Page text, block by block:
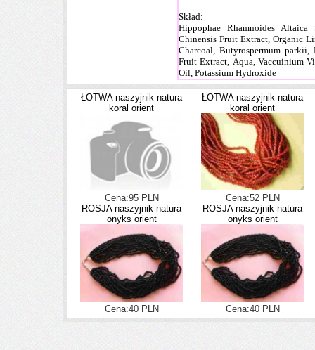
Skład:
Hippophae Rhamnoides
Chinensis Fruit Extract, Organic
Charcoal, Butyrospermum parkii,
Fruit Extract, Aqua, Vaccuinium
Oil, Potassium Hydroxide
ŁOTWA naszyjnik natura
koral orient
Cena:95 PLN
ŁOTWA naszyjnik natura
koral orient
Cena:52 PLN
ROSJA naszyjnik natura
onyks orient
Cena:40 PLN
ROSJA naszyjnik natura
onyks orient
Cena:40 PLN